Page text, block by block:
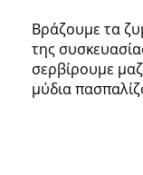
Βράζουμε τα
της
σερβίρουμε
μύδια